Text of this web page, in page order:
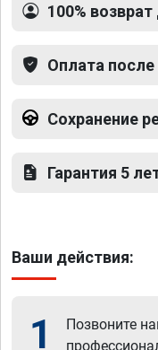
100% возврат
Оплата после
Сохранение
Гарантия 5
Ваши действия:
1 Позвоните